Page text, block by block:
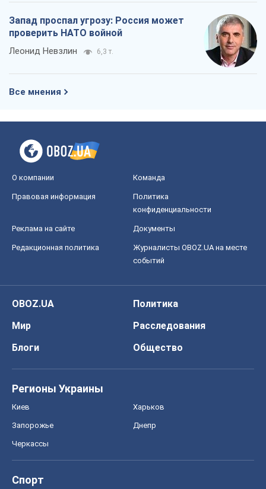
Запад проспал угрозу: Россия может
проверить НАТО войной
Леонид Невзлин 6,3 т.
Все мнения
О компании Команда
Правовая информация
Политика
конфиденциальности
Реклама на сайте Документы
Редакционная политика
Журналисты OBOZ.UA на месте
событий
OBOZ.UA
Политика
Мир
Расследования
Блоги
Общество
Регионы Украины
Киев Харьков
Запорожье Днепр
Черкассы
Спорт